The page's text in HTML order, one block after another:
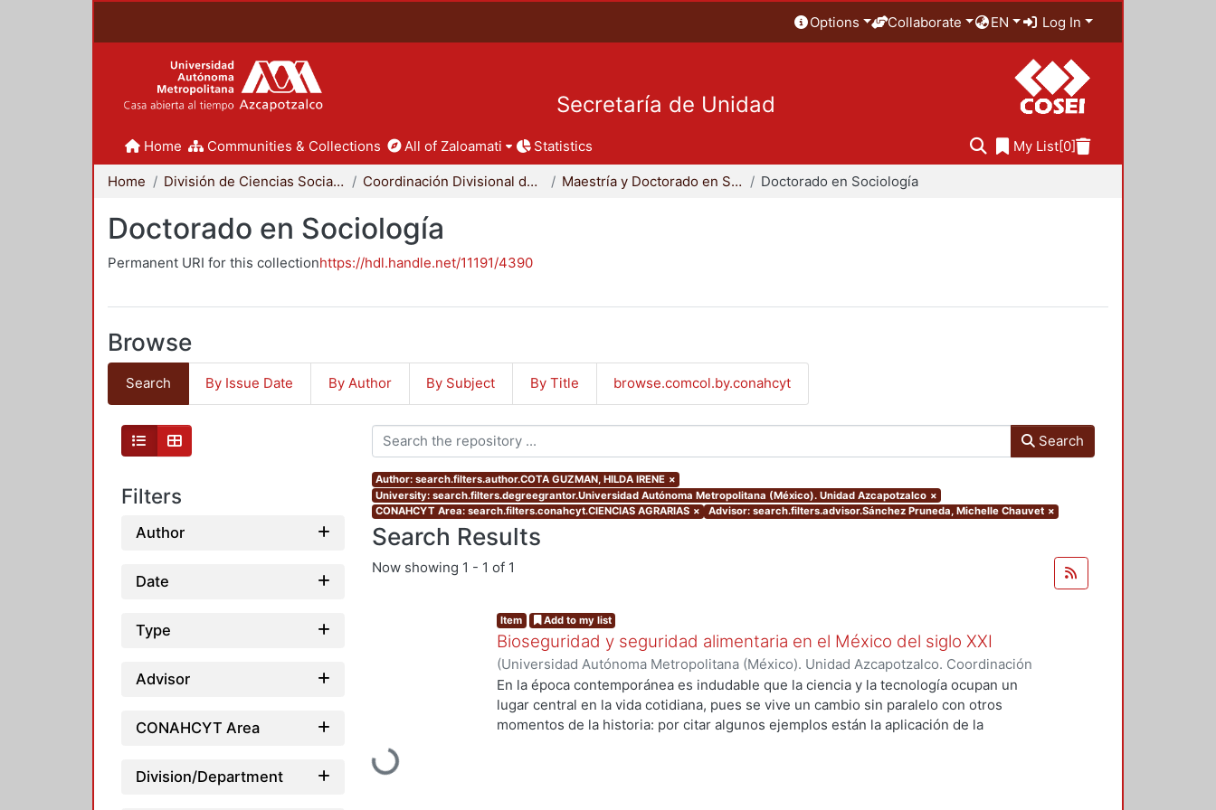
Options Collaborate EN Log In
Secretaría de Unidad
Home Communities & Collections All of Zaloamati Statistics My List[0]
Home División de Ciencias Sociales y Humanidades Coordinación Divisional de Posgrado Maestría y Doctorado en Sociología Doctorado en Sociología
Doctorado en Sociología
Permanent URI for this collectionhttps://hdl.handle.net/11191/4390
Browse
Search By Issue Date By Author By Subject By Title browse.comcol.by.conahcyt
Filters
Author
Date
Type
Advisor
CONAHCYT Area
Division/Department
Search
Author: search.filters.author.COTA GUZMAN, HILDA IRENE ×
University: search.filters.degreegrantor.Universidad Autónoma Metropolitana (México). Unidad Azcapotzalco ×
CONAHCYT Area: search.filters.conahcyt.CIENCIAS AGRARIAS × Advisor: search.filters.advisor.Sánchez Pruneda, Michelle Chauvet ×
Search Results
Now showing 1 - 1 of 1
Loading...
Item Add to my list
Bioseguridad y seguridad alimentaria en el México del siglo XXI
(Universidad Autónoma Metropolitana (México). Unidad Azcapotzalco. Coordinación
de Servicios de Información.,2010-11-12)COTA GUZMAN, HILDA IRENE
En la época contemporánea es indudable que la ciencia y la tecnología ocupan un
lugar central en la vida cotidiana, pues se vive un cambio sin paralelo con otros
momentos de la historia: por citar algunos ejemplos están la aplicación de la